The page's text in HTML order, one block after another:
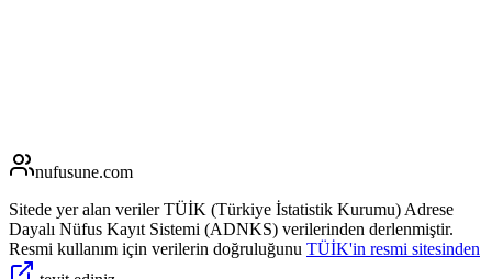
nufusune.com
Sitede yer alan veriler TÜİK (Türkiye İstatistik Kurumu) Adrese
Dayalı Nüfus Kayıt Sistemi (ADNKS) verilerinden derlenmiştir.
Resmi kullanım için verilerin doğruluğunu TÜİK'in resmi sitesinden